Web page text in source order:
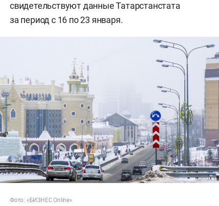
свидетельствуют данные Татарстанстата
за период с 16 по 23 января.
Фото: «БИЗНЕС Online»